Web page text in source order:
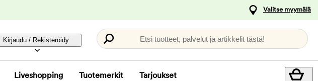
Valitse myymälä
Kirjaudu / Rekisteröidy Etsi tuotteet, palvelut ja artikkelit tästä!
Liveshopping Tuotemerkit Tarjoukset